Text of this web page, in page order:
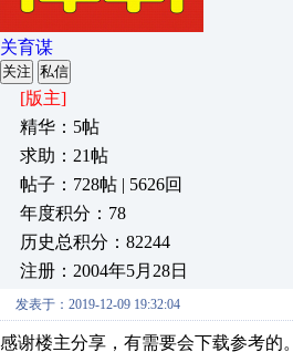
关育谋
关注 私信
[版主]
精华：5帖
求助：21帖
帖子：728帖 | 5626回
年度积分：78
历史总积分：82244
注册：2004年5月28日
发表于：2019-12-09 19:32:04
感谢楼主分享，有需要会下载参考的。